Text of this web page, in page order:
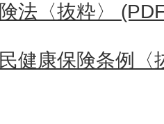
法〈抜粋〉
健康保険条例